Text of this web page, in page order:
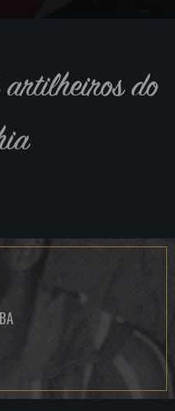
artilheiros do